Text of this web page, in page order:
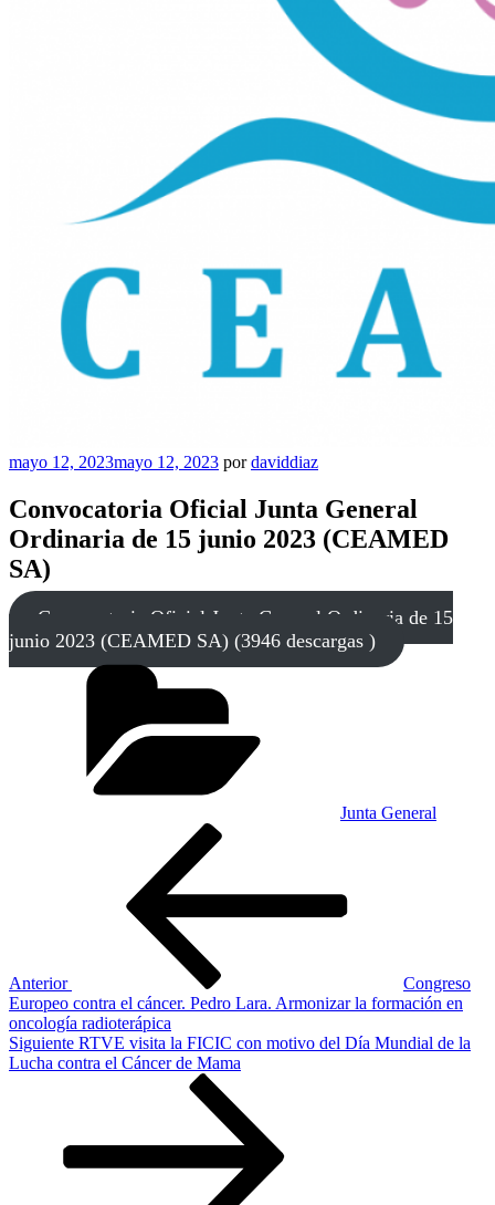
Publicado
mayo 12, 2023mayo 12, 2023 pordaviddiaz
Convocatoria Oficial Junta General
Ordinaria de 15 junio 2023 (CEAMED
SA)
Convocatoria Oficial Junta General Ordinaria de 15
junio 2023 (CEAMED SA) (3946 descargas )
Categorías
Junta General
Anterior
Congreso
Europeo contra el cáncer. Pedro Lara. Armonizar la formación en
oncología radioterápica
Siguiente
entrada
Siguiente RTVE visita la FICIC con motivo del Día Mundial de la
Lucha contra el Cáncer de Mama